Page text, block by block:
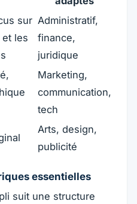
sur
et les
Administratif,
finance,
juridique
Marketing,
communication,
tech
Arts, design,
publicité
essentielles
suit une structure